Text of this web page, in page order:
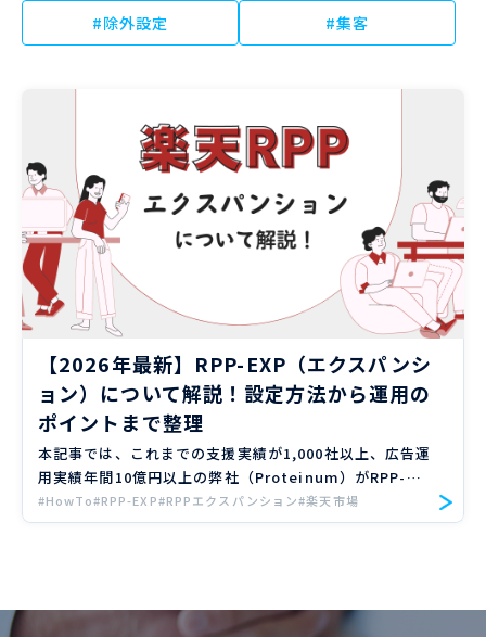
#除外設定 #集客
【2026年最新】RPP-EXP（エクスパンシ
ョン）について解説！設定方法から運用の
ポイントまで整理
本記事では、これまでの支援実績が1,000社以上、広告運
用実績年間10億円以上の弊社（Proteinum）がRPP-
EXP（エクスパンション）について解説していきます。
RPP-EXP（エクスパンション）は楽天市場の外部（ […]
#HowTo#RPP-EXP#RPPエクスパンション#楽天市場